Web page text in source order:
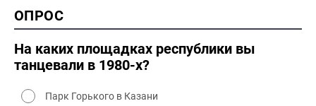
2000 промышленность
2000 культура
ОПРОС
На каких площадках республики вы
танцевали в 1980-х?
Парк Горького в Казани